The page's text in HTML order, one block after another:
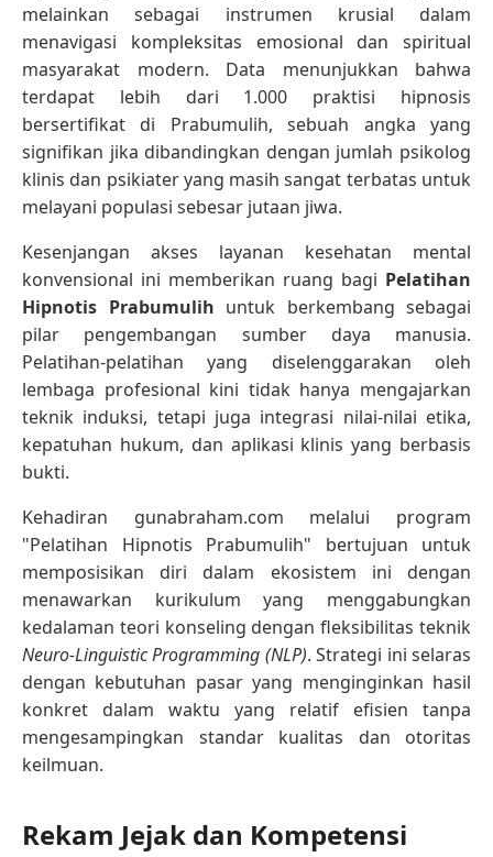
melainkan sebagai instrumen krusial dalam
menavigasi kompleksitas emosional dan spiritual
masyarakat modern. Data menunjukkan bahwa
terdapat lebih dari 1.000 praktisi hipnosis
bersertifikat di Prabumulih, sebuah angka yang
signifikan jika dibandingkan dengan jumlah psikolog
klinis dan psikiater yang masih sangat terbatas untuk
melayani populasi sebesar jutaan jiwa.
Kesenjangan akses layanan kesehatan mental
konvensional ini memberikan ruang bagi Pelatihan
Hipnotis Prabumulih untuk berkembang sebagai
pilar pengembangan sumber daya manusia.
Pelatihan-pelatihan yang diselenggarakan oleh
lembaga profesional kini tidak hanya mengajarkan
teknik induksi, tetapi juga integrasi nilai-nilai etika,
kepatuhan hukum, dan aplikasi klinis yang berbasis
bukti.
Kehadiran gunabraham.com melalui program
"Pelatihan Hipnotis Prabumulih" bertujuan untuk
memposisikan diri dalam ekosistem ini dengan
menawarkan kurikulum yang menggabungkan
kedalaman teori konseling dengan fleksibilitas teknik
Neuro-Linguistic Programming (NLP). Strategi ini selaras
dengan kebutuhan pasar yang menginginkan hasil
konkret dalam waktu yang relatif efisien tanpa
mengesampingkan standar kualitas dan otoritas
keilmuan.
Rekam Jejak dan Kompetensi